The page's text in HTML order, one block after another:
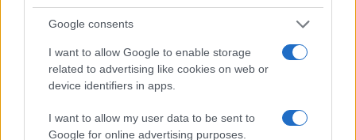
Google consents
I want to allow Google to enable storage
related to advertising like cookies on web or
device identifiers in apps.
I want to allow my user data to be sent to
Google for online advertising purposes.
operativa
Niccolò Conforti · 7 Ago 2026
QUOTAZIONI CRYPTO